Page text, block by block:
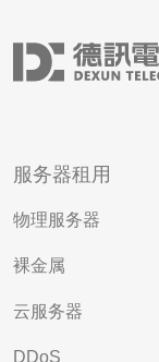
服务器租用
物理服务器
裸金属
云服务器
DDoS